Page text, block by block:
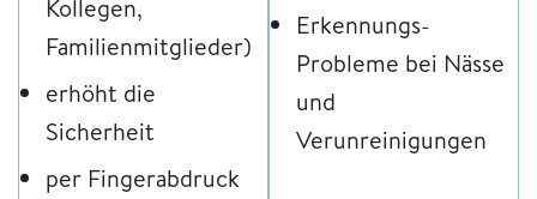
Kollegen,
Familienmitglieder)
erhöht die
Sicherheit
per Fingerabdruck
Erkennungs-
Probleme bei Nässe
und
Verunreinigungen